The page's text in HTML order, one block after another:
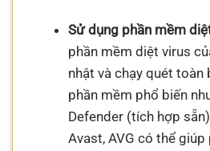
Sử dụng phần mềm
phần mềm diệt virus
nhật và chạy quét toàn
phần mềm phổ biến
Defender (tích hợp
Avast, AVG có thể giúp